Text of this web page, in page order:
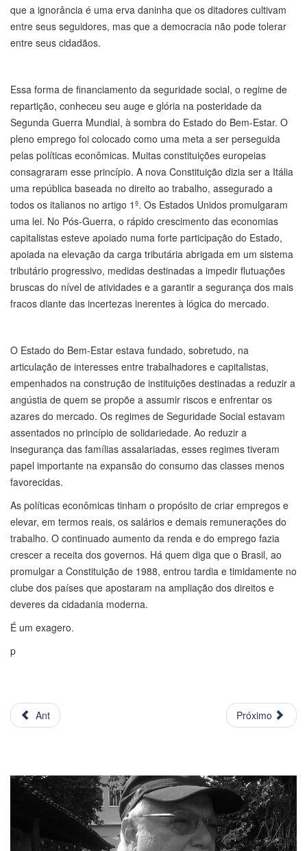
que a ignorância é uma erva daninha que os ditadores cultivam
entre seus seguidores, mas que a democracia não pode tolerar
entre seus cidadãos.
Essa forma de financiamento da seguridade social, o regime de
repartição, conheceu seu auge e glória na posteridade da
Segunda Guerra Mundial, à sombra do Estado do Bem-Estar. O
pleno emprego foi colocado como uma meta a ser perseguida
pelas políticas econômicas. Muitas constituições europeias
consagraram esse princípio. A nova Constituição dizia ser a Itália
uma república baseada no direito ao trabalho, assegurado a
todos os italianos no artigo 1º. Os Estados Unidos promulgaram
uma lei. No Pós-Guerra, o rápido crescimento das economias
capitalistas esteve apoiado numa forte participação do Estado,
apoiada na elevação da carga tributária abrigada em um sistema
tributário progressivo, medidas destinadas a impedir flutuações
bruscas do nível de atividades e a garantir a segurança dos mais
fracos diante das incertezas inerentes à lógica do mercado.
O Estado do Bem-Estar estava fundado, sobretudo, na
articulação de interesses entre trabalhadores e capitalistas,
empenhados na construção de instituições destinadas a reduzir a
angústia de quem se propõe a assumir riscos e enfrentar os
azares do mercado. Os regimes de Seguridade Social estavam
assentados no princípio de solidariedade. Ao reduzir a
insegurança das famílias assalariadas, esses regimes tiveram
papel importante na expansão do consumo das classes menos
favorecidas.
As políticas econômicas tinham o propósito de criar empregos e
elevar, em termos reais, os salários e demais remunerações do
trabalho. O continuado aumento da renda e do emprego fazia
crescer a receita dos governos. Há quem diga que o Brasil, ao
promulgar a Constituição de 1988, entrou tardia e timidamente no
clube dos países que apostaram na ampliação dos direitos e
deveres da cidadania moderna.
É um exagero.
p
Ant Próximo